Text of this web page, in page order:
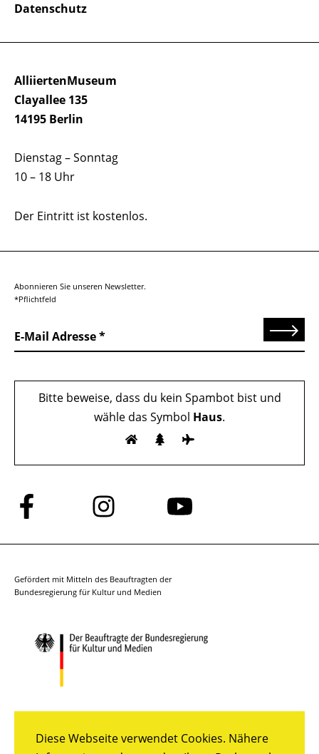
Diese Webseite verwendet Cookies. Nähere
AlliiertenMuseum
Clayallee 135
14195 Berlin
Dienstag – Sonntag
10 – 18 Uhr
Der Eintritt ist kostenlos.
Datenschutz
Abonnieren Sie unseren Newsletter.
*Pflichtfeld
E-Mail Adresse Senden
Bitte beweise, dass du kein Spambot bist und
wähle das Symbol Haus.
Folge
uns
auf
Folge
uns
auf
Folge
auf
Gefördert mit Mitteln des Beauftragten der
Bundesregierung für Kultur und Medien